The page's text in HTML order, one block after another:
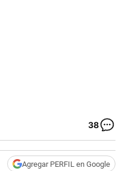
38
Agregar PERFIL en Google